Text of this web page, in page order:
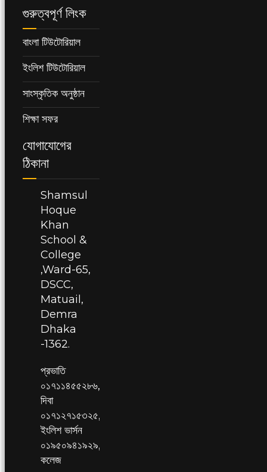
গুরুত্বপূর্ণ লিংক
বাংলা টিউটোরিয়াল
ইংলিশ টিউটোরিয়াল
সাংস্কৃতিক অনুষ্ঠান
শিক্ষা সফর
যোগাযোগের
ঠিকানা
Shamsul
Hoque
Khan
School &
College
,Ward-65,
DSCC,
Matuail,
Demra
Dhaka
-1362.
প্রভাতি
০১৭১১৪৫৫২৮৬,
দিবা
০১৭১২৭১৫৩২৫,
ইংলিশ ভার্সন
০১৯৫০৯৪১৯২৯,
কলেজ